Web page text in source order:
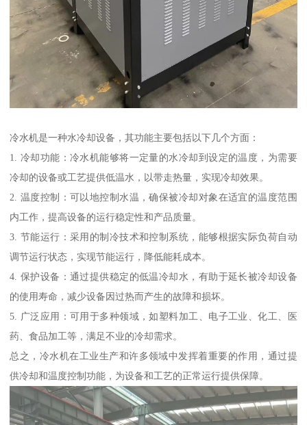
冷水机是一种水冷却设备，其功能主要包括以下几个方面：
1. 冷却功能：冷水机能够将一定量的水冷却到设定的温度，为需要
冷却的设备或工艺提供低温水，以带走热量，实现冷却效果。
2. 温度控制：可以地控制水温，确保被冷却对象在适宜的温度范围
内工作，提高设备的运行稳定性和产品质量。
3. 节能运行：采用的制冷技术和控制系统，能够根据实际负荷自动
调节运行状态，实现节能运行，降低能耗成本。
4. 保护设备：通过提供稳定的低温冷却水，有助于延长被冷却设备
的使用寿命，减少设备因过热而产生的故障和损坏。
5. 广泛应用：可用于多种领域，如塑料加工、电子工业、化工、医
药、食品加工等，满足不业的冷却需求。
总之，冷水机在工业生产和许多领域中发挥着重要的作用，通过提
供冷却和温度控制功能，为设备和工艺的正常运行提供保障。